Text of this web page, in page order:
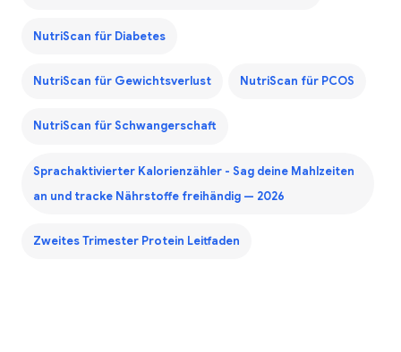
NutriScan für Diabetes
NutriScan für Gewichtsverlust NutriScan für PCOS
NutriScan für Schwangerschaft
Sprachaktivierter Kalorienzähler - Sag deine Mahlzeiten
an und tracke Nährstoffe freihändig — 2026
Zweites Trimester Protein Leitfaden